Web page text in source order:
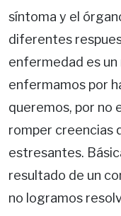
síntoma y el
diferentes
enfermedad es
enfermamos por
queremos, por no
romper creencias
estresantes.
resultado de un
no logramos